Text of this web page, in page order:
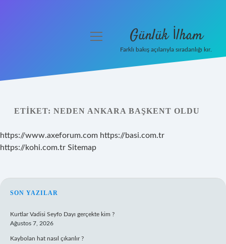
Yasal Uyarı
Hakkımızda
menüyü
Günlük İlham
Farklı bakış açılarıyla sıradanlığı kır.
ETIKET: NEDEN ANKARA BAŞKENT OLDU
https://www.axeforum.com https://basi.com.tr
https://kohi.com.tr Sitemap
SIDEBAR
SON YAZILAR
Kurtlar Vadisi Seyfo Dayı gerçekte kim ?
Ağustos 7, 2026
Kaybolan hat nasıl çıkarılır ?